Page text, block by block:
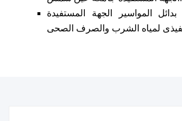
المواسير الجهة المستفيدة